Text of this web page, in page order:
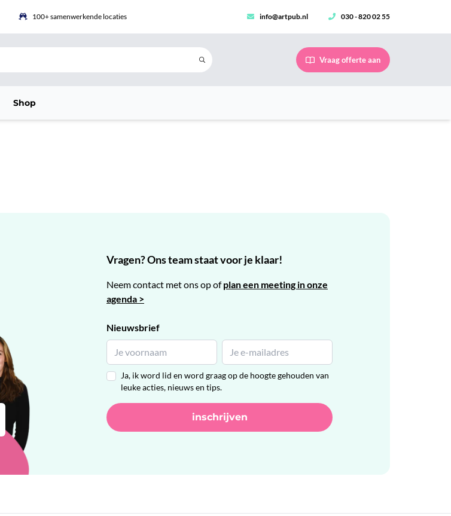
100+ samenwerkende locaties info@artpub.nl 030 - 820 02 55
Vraag offerte aan
Shop
Vragen? Ons team staat voor je klaar!
Neem contact met ons op ofplan een meeting in onze
agenda >
Nieuwsbrief
Ja, ik word lid en word graag op de hoogte gehouden van
leuke acties, nieuws en tips.